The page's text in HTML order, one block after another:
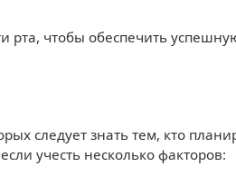
рта, чтобы обеспечить
следует знать тем, кто
учесть несколько факторов: